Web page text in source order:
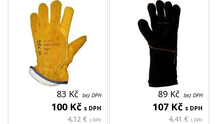
83 Kč bez DPH
100 Kč s DPH
4,12 € s DPH
89 Kč bez DPH
107 Kč s DPH
4,41 € s DPH